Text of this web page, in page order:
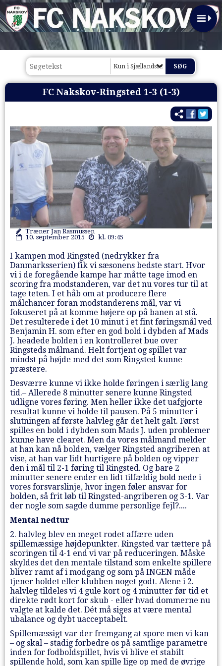
Kun i Sjællandsserien 2015/16
FC Nakskov-Ringsted 1-3 (1-3)
Træner Jan Rasmussen
10. september 2015
kl. 09:45
I kampen mod Ringsted (nedrykker fra
Danmarksserien) fik vi sæsonens bedste start. Hvor
vi i de foregående kampe har måtte tage imod en
scoring fra modstanderen, var det nu vores tur til at
tage teten. I et håb om at producere flere
målchancer foran modstanderens mål, var vi
fokuseret på at komme højere op på banen at stå.
Det resulterede i det 10 minut i et fint føringsmål ved
Benjamin H. som efter en god bold i dybden af Mads
J. headede bolden i en kontrolleret bue over
Ringsteds målmand. Helt fortjent og spillet var
mindst på højde med det som Ringsted kunne
præstere.
Desværre kunne vi ikke holde føringen i særlig lang
tid.– Allerede 8 minutter senere kunne Ringsted
udligne vores føring. Men heller ikke det uafgjorte
resultat kunne vi holde til pausen. På 5 minutter i
slutningen af første halvleg går det helt galt. Først
spilles en bold i dybden som Mads J. uden problemer
kunne have clearet. Men da vores målmand melder
at han kan nå bolden, vælger Ringsted angriberen at
vise, at han var lidt hurtigere på bolden og vipper
den i mål til 2-1 føring til Ringsted. Og bare 2
minutter senere ender en lidt tilfældig bold nede i
vores forsvarslinje, hvor ingen føler ansvar for
bolden, så frit løb til Ringsted-angriberen og 3-1. Var
der nogle som sagde dumme personlige fejl?....
Mental nedtur
2. halvleg blev en meget rodet affære uden
spillemæssige højdepunkter. Ringsted var tættere på
scoringen til 4-1 end vi var på reduceringen. Måske
skyldes det den mentale tilstand som enkelte spillere
bliver ramt af i modgang og som på INGEN måde
tjener holdet eller klubben noget godt. Alene i 2.
halvleg tildeles vi 4 gule kort og 4 minutter før tid et
direkte rødt kort for skub - eller hvad dommerne nu
valgte at kalde det. Dét må siges at være mental
ubalance og dybt uacceptabelt.
Spillemæssigt var der fremgang at spore men vi kan
– og skal – stadig forbedre os på samtlige parametre
inden for fodboldspillet, hvis vi blive et stabilt
spillende hold, som kan spille lige op med de øvrige